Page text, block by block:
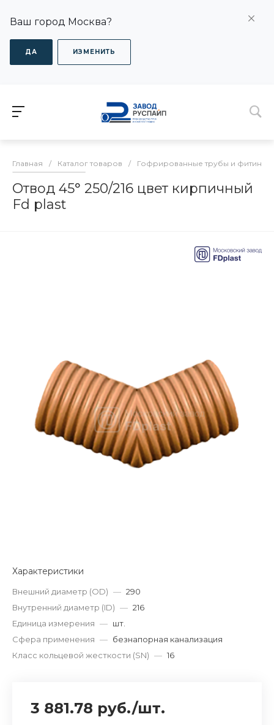
Ваш город Москва?
ДА ИЗМЕНИТЬ
Главная / Каталог товаров / Гофрированные трубы и фитинги
Отвод 45° 250/216 цвет кирпичный
Fd plast
Характеристики
Внешний диаметр (OD) — 290
Внутренний диаметр (ID) — 216
Единица измерения — шт.
Сфера применения — безнапорная канализация
Класс кольцевой жесткости (SN) — 16
3 881.78 руб./шт.